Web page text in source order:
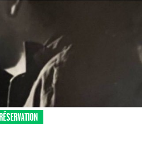
RÉSERVATION